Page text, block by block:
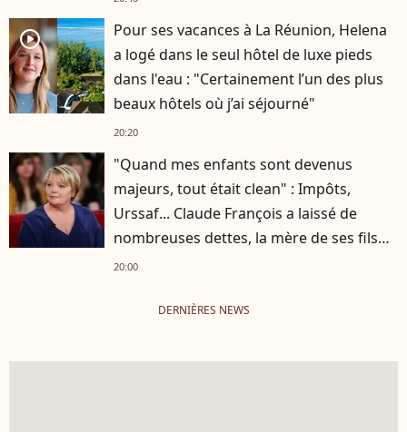
player2
Pour ses vacances à La Réunion, Helena
a logé dans le seul hôtel de luxe pieds
dans l'eau : "Certainement l’un des plus
beaux hôtels où j’ai séjourné"
20:20
"Quand mes enfants sont devenus
majeurs, tout était clean" : Impôts,
Urssaf... Claude François a laissé de
nombreuses dettes, la mère de ses fils
s'est occupée de tout
20:00
DERNIÈRES NEWS